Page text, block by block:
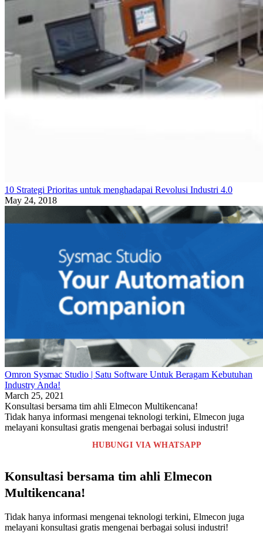
10 Strategi Prioritas untuk menghadapai Revolusi Industri 4.0
May 24, 2018
Omron Sysmac Studio | Satu Software Untuk Beragam Kebutuhan
Industry Anda!
March 25, 2021
Konsultasi bersama tim ahli Elmecon Multikencana!
Tidak hanya informasi mengenai teknologi terkini, Elmecon juga
melayani konsultasi gratis mengenai berbagai solusi industri!
HUBUNGI VIA WHATSAPP
Konsultasi bersama tim ahli Elmecon
Multikencana!
Tidak hanya informasi mengenai teknologi terkini, Elmecon juga
melayani konsultasi gratis mengenai berbagai solusi industri!